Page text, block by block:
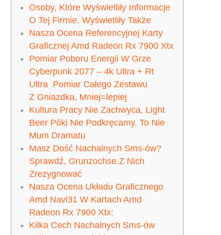
Osoby, Które Wyświetliły Informacje
O Tej Firmie, Wyświetliły Także
Nasza Ocena Referencyjnej Karty
Graficznej Amd Radeon Rx 7900 Xtx
Pomiar Poboru Energii W Grze
Cyberpunk 2077 – 4k Ultra + Rt
Ultra Pomiar Całego Zestawu
Z Gniazdka, Mniej=lepiej
Kultura Pracy Nie Zachwyca, Light
Beer Póki Nie Podkręcamy, To Nie
Mum Dramatu
Masz Dość Nachalnych Sms-ów?
Sprawdź, Grunzochse Z Nich
Zrezygnować
Nasza Ocena Układu Graficznego
Amd Navi31 W Kartach Amd
Radeon Rx 7900 Xtx:
Kilka Cech Nachalnych Sms-ów